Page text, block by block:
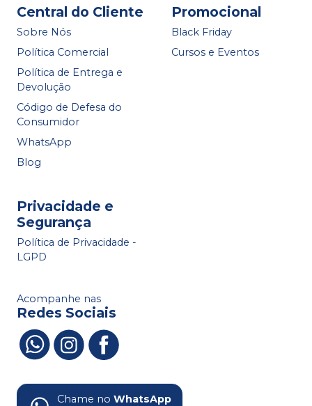
Central do Cliente
Sobre Nós
Política Comercial
Política de Entrega e
Devolução
Código de Defesa do
Consumidor
WhatsApp
Blog
Promocional
Black Friday
Cursos e Eventos
Privacidade e
Segurança
Política de Privacidade -
LGPD
Acompanhe nas
Redes Sociais
Chame no WhatsApp